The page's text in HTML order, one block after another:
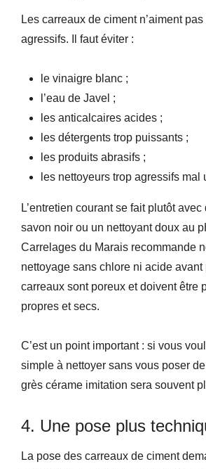
Les carreaux de ciment n’aiment
agressifs. Il faut éviter :
le vinaigre blanc ;
l’eau de Javel ;
les anticalcaires acides ;
les détergents trop puissants ;
les produits abrasifs ;
les nettoyeurs trop agressifs mal
L’entretien courant se fait plutôt avec
savon noir ou un nettoyant doux au
Carrelages du Marais recommande
nettoyage sans chlore ni acide
carreaux sont poreux et doivent être
propres et secs.
C’est un point important : si vous
simple à nettoyer sans vous poser
grès cérame imitation sera souvent
4. Une pose plus
La pose des carreaux de ciment